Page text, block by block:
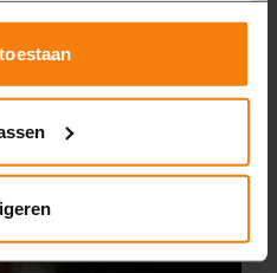
installeren
laten de badkamer
kunt u genieten van